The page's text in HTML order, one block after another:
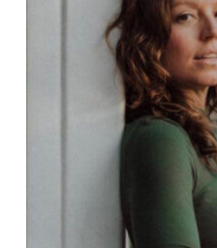
Música nueva